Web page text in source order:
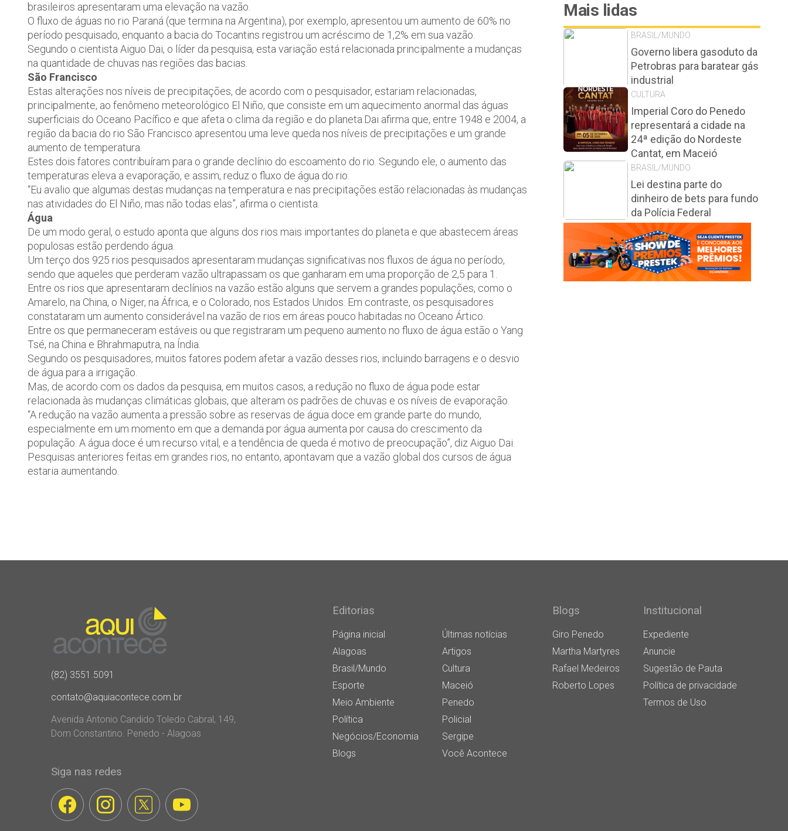
brasileiros apresentaram uma elevação na vazão.
O fluxo de águas no rio Paraná (que termina na Argentina), por exemplo, apresentou um aumento de 60% no
período pesquisado, enquanto a bacia do Tocantins registrou um acréscimo de 1,2% em sua vazão.
Segundo o cientista Aiguo Dai, o líder da pesquisa, esta variação está relacionada principalmente a mudanças
na quantidade de chuvas nas regiões das bacias.
São Francisco
Estas alterações nos níveis de precipitações, de acordo com o pesquisador, estariam relacionadas,
principalmente, ao fenômeno meteorológico El Niño, que consiste em um aquecimento anormal das águas
superficiais do Oceano Pacífico e que afeta o clima da região e do planeta.Dai afirma que, entre 1948 e 2004, a
região da bacia do rio São Francisco apresentou uma leve queda nos níveis de precipitações e um grande
aumento de temperatura.
Estes dois fatores contribuíram para o grande declínio do escoamento do rio. Segundo ele, o aumento das
temperaturas eleva a evaporação, e assim, reduz o fluxo de água do rio.
“Eu avalio que algumas destas mudanças na temperatura e nas precipitações estão relacionadas às mudanças
nas atividades do El Niño, mas não todas elas”, afirma o cientista.
Água
De um modo geral, o estudo aponta que alguns dos rios mais importantes do planeta e que abastecem áreas
populosas estão perdendo água.
Um terço dos 925 rios pesquisados apresentaram mudanças significativas nos fluxos de água no período,
sendo que aqueles que perderam vazão ultrapassam os que ganharam em uma proporção de 2,5 para 1.
Entre os rios que apresentaram declínios na vazão estão alguns que servem a grandes populações, como o
Amarelo, na China, o Niger, na África, e o Colorado, nos Estados Unidos. Em contraste, os pesquisadores
constataram um aumento considerável na vazão de rios em áreas pouco habitadas no Oceano Ártico.
Entre os que permaneceram estáveis ou que registraram um pequeno aumento no fluxo de água estão o Yang
Tsé, na China e Bhrahmaputra, na Índia.
Segundo os pesquisadores, muitos fatores podem afetar a vazão desses rios, incluindo barragens e o desvio
de água para a irrigação.
Mas, de acordo com os dados da pesquisa, em muitos casos, a redução no fluxo de água pode estar
relacionada às mudanças climáticas globais, que alteram os padrões de chuvas e os níveis de evaporação.
“A redução na vazão aumenta a pressão sobre as reservas de água doce em grande parte do mundo,
especialmente em um momento em que a demanda por água aumenta por causa do crescimento da
população. A água doce é um recurso vital, e a tendência de queda é motivo de preocupação”, diz Aiguo Dai.
Pesquisas anteriores feitas em grandes rios, no entanto, apontavam que a vazão global dos cursos de água
estaria aumentando.
Mais lidas
BRASIL/MUNDO
Governo libera gasoduto da
Petrobras para baratear gás
industrial
CULTURA
Imperial Coro do Penedo
representará a cidade na
24ª edição do Nordeste
Cantat, em Maceió
BRASIL/MUNDO
Lei destina parte do
dinheiro de bets para fundo
da Polícia Federal
(82) 3551.5091
contato@aquiacontece.com.br
Avenida Antonio Candido Toledo Cabral, 149,
Dom Constantino. Penedo - Alagoas
Siga nas redes
Editorias
Página inicial
Últimas notícias
Alagoas
Artigos
Brasil/Mundo
Cultura
Esporte
Maceió
Meio Ambiente
Penedo
Política
Policial
Negócios/Economia
Sergipe
Blogs
Você Acontece
Blogs
Giro Penedo
Martha Martyres
Rafael Medeiros
Roberto Lopes
Institucional
Expediente
Anuncie
Sugestão de Pauta
Política de privacidade
Termos de Uso